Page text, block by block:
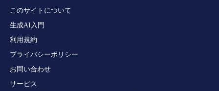
このサイトについて
生成AI入門
利用規約
プライバシーポリシー
お問い合わせ
サービス